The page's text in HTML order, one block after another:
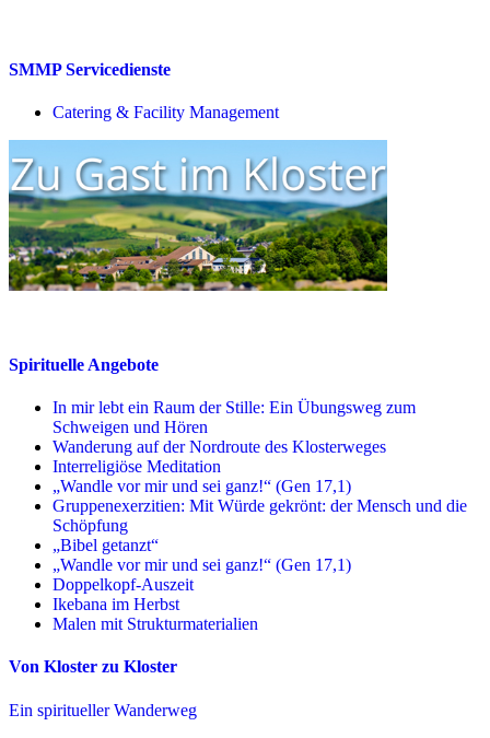
SMMP Servicedienste
Catering & Facility Management
Spirituelle Angebote
In mir lebt ein Raum der Stille: Ein Übungsweg zum
Schweigen und Hören
Wanderung auf der Nordroute des Klosterweges
Interreligiöse Meditation
„Wandle vor mir und sei ganz!“ (Gen 17,1)
Gruppenexerzitien: Mit Würde gekrönt: der Mensch und die
Schöpfung
„Bibel getanzt“
„Wandle vor mir und sei ganz!“ (Gen 17,1)
Doppelkopf-Auszeit
Ikebana im Herbst
Malen mit Strukturmaterialien
Von Kloster zu Kloster
Ein spiritueller Wanderweg